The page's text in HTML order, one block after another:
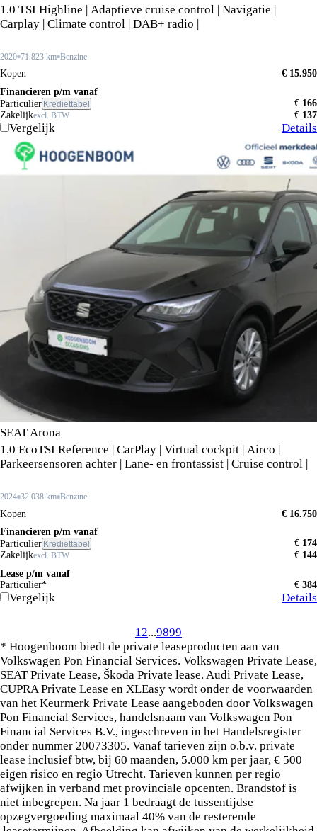
1.0 TSI Highline | Adaptieve cruise control | Navigatie |
Carplay | Climate control | DAB+ radio |
2020 71.823 km Benzine
Kopen
€ 15.950
Financieren p/m vanaf
Particulier Krediettabel
€ 166
Zakelijkexcl. BTW € 137
Vergelijk Details
SEAT Arona
1.0 EcoTSI Reference | CarPlay | Virtual cockpit | Airco |
Parkeersensoren achter | Lane- en frontassist | Cruise control |
2024 32.038 km Benzine
Kopen
€ 16.750
Financieren p/m vanaf
Particulier Krediettabel
€ 174
Zakelijkexcl. BTW
€ 144
Lease p/m vanaf
Particulier*
€ 384
Vergelijk Details
1 2...9899
* Hoogenboom biedt de private leaseproducten aan van
Volkswagen Pon Financial Services. Volkswagen Private Lease,
SEAT Private Lease, Škoda Private lease. Audi Private Lease,
CUPRA Private Lease en XLEasy wordt onder de voorwaarden
van het Keurmerk Private Lease aangeboden door Volkswagen
Pon Financial Services, handelsnaam van Volkswagen Pon
Financial Services B.V., ingeschreven in het Handelsregister
onder nummer 20073305. Vanaf tarieven zijn o.b.v. private
lease inclusief btw, bij 60 maanden, 5.000 km per jaar, € 500
eigen risico en regio Utrecht. Tarieven kunnen per regio
afwijken in verband met provinciale opcenten. Brandstof is
niet inbegrepen. Na jaar 1 bedraagt de tussentijdse
opzegvergoeding maximaal 40% van de resterende